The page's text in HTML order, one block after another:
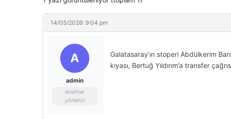
14/05/2026: 9:04 pm
A
admin
Anahtar
yönetici
Galatasaray’ın stoperi Abdülkerim
kıyası, Bertuğ Yıldırım’a transfer